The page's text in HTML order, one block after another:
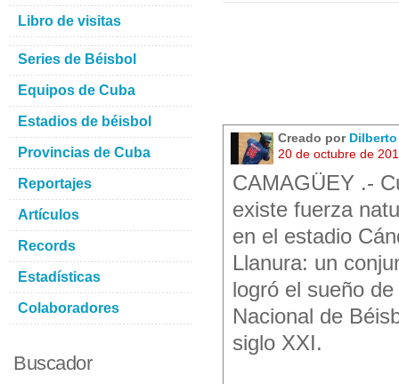
Creado por
20 de octubre de
CAMAGÜEY .-
existe fuerza
en el estadio
Llanura: un
logró el sueño
Nacional de
siglo XXI.
Libro de visitas
Series de Béisbol
Equipos de Cuba
Estadios de béisbol
Provincias de Cuba
Reportajes
Artículos
Records
Estadísticas
Colaboradores
Buscador